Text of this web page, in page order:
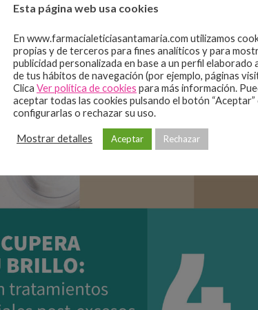
Esta página web usa cookies
En www.farmacialeticiasantamaria.com utilizamos
propias y de terceros para fines analíticos y para
publicidad personalizada en base a un perfil elaborado
de tus hábitos de navegación (por ejemplo, páginas
Clica Ver política de cookies para más información.
aceptar todas las cookies pulsando el botón “Aceptar”
configurarlas o rechazar su uso.
Mostrar detalles Aceptar Rechazar